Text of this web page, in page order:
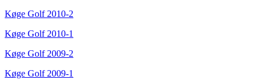
Køge Golf 2010-2
Køge Golf 2010-1
Køge Golf 2009-2
Køge Golf 2009-1